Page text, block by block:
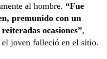
al hombre. “Fue
premunido con un
ocasiones”,
el joven falleció en el sitio.